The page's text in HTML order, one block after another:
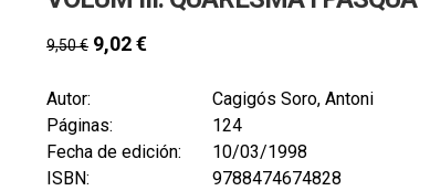
9,50€ 9,02€
Autor:
Cagigós Soro, Antoni
Páginas:
124
Fecha de edición:
10/03/1998
ISBN:
9788474674828